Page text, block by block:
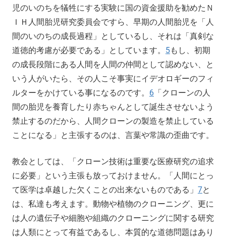
児のいのちを犠牲にする実験に国の資金援助を勧めたＮ
ＩＨ人間胎児研究委員会ですら、早期の人間胎児を「人
間のいのちの成長過程」としているし、それは「真剣な
道徳的考慮が必要である」としています。 5もし、初期
の成長段階にある人間を人間の仲間として認めない、と
いう人がいたら、その人こそ事実にイデオロギーのフィ
ルターをかけている事になるのです。 6 「クローンの人
間の胎児を養育したり赤ちゃんとして誕生させないよう
禁止するのだから、人間クローンの製造を禁止している
ことになる」と主張するのは、言葉や常識の歪曲です。
教会としては、「クローン技術は重要な医療研究の追求
に必要」という主張も放っておけません。「人間にとっ
て医学は卓越した欠くことの出来ないものである」 7と
は、私達も考えます。動物や植物のクローニング、更に
は人の遺伝子や細胞や組織のクローニングに関する研究
は人類にとって有益であるし、本質的な道徳問題はあり